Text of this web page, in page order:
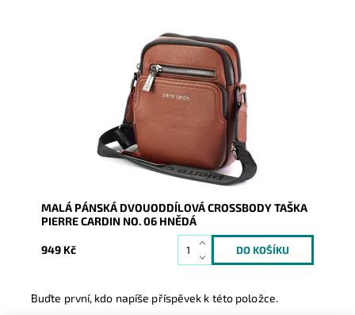
Malá pánská crossbody taška v hnědé barvě Pierre
Cardin, která je velmi prakticky rozdělena na dvě
Skladem
16636
Pierre Cardin
2 roky
MALÁ PÁNSKÁ DVOUODDÍLOVÁ CROSSBODY TAŠKA
PIERRE CARDIN NO. 06 HNĚDÁ
949 Kč
Buďte první, kdo napíše příspěvek k této položce.